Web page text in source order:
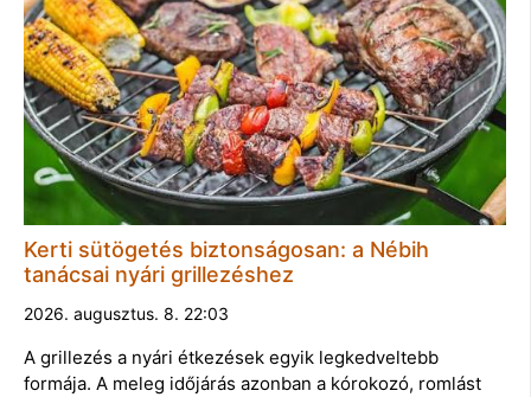
Kerti sütögetés biztonságosan: a Nébih
tanácsai nyári grillezéshez
2026. augusztus. 8. 22:03
A grillezés a nyári étkezések egyik legkedveltebb
formája. A meleg időjárás azonban a kórokozó, romlást